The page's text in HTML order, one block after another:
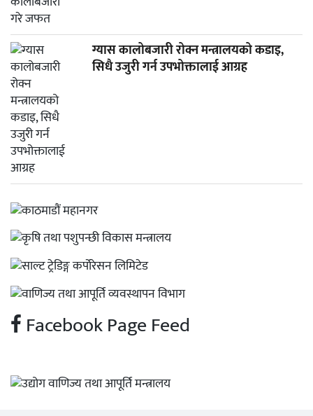
ग्यास कालोबजारी रोक्न मन्त्रालयको कडाइ,
सिधै उजुरी गर्न उपभोक्तालाई आग्रह
Facebook Page Feed